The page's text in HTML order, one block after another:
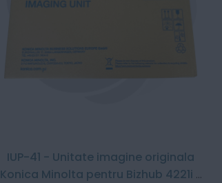
IUP-41 - Unitate imagine originala
Konica Minolta pentru Bizhub 4221i /